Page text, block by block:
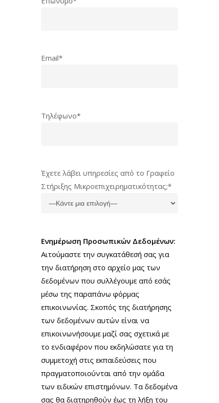
Email*
Τηλέφωνο*
Έχετε λάβει υπηρεσίες από το Γραφείο
Στήριξης Μικροεπιχειρηματικότητας;*
Ενημέρωση Προσωπικών Δεδομένων:
Αιτούμαστε την συγκατάθεσή σας για
την διατήρηση στο αρχείο μας των
δεδομένων που συλλέγουμε από εσάς
μέσω της παραπάνω φόρμας
επικοινωνίας. Σκοπός της διατήρησης
των δεδομένων αυτών είναι να
επικοινωνήσουμε μαζί σας σχετικά με
το ενδιαφέρον που εκδηλώσατε για τη
συμμετοχή στις εκπαιδεύσεις που
πραγματοποιούνται από την ομάδα
των ειδικών επιστημόνων. Τα δεδομένα
σας θα διατηρηθούν έως τη λήξη του